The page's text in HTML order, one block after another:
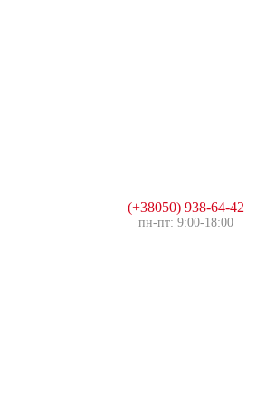
(+38050) 938-64-42
пн-пт: 9:00-18:00